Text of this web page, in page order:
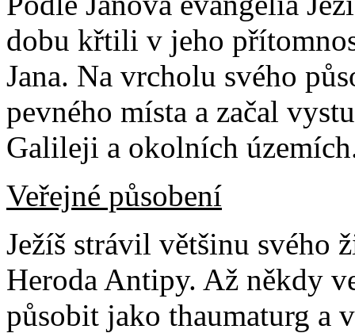
dobu křtili v jeho
Jana. Na vrcholu svého
pevného místa a začal
Galileji a okolních
Veřejné působení
Ježíš strávil většinu svého
Heroda Antipy. Až někdy
působit jako thaumaturg a